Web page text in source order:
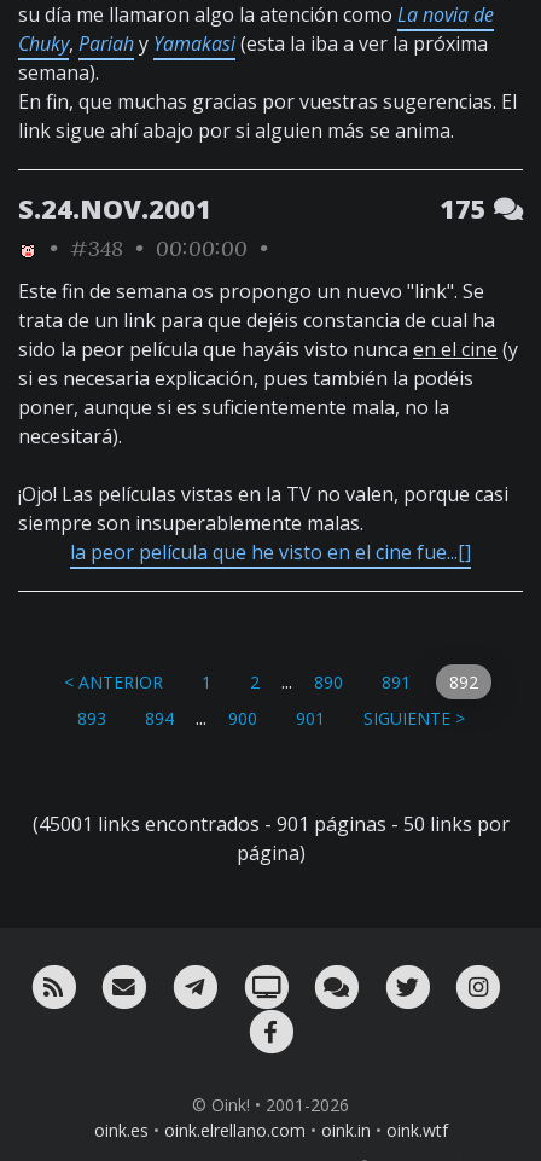
su día me llamaron algo la atención como La novia de
Chuky, Pariahy Yamakasi(esta la iba a ver la próxima
semana).
En fin, que muchas gracias por vuestras sugerencias. El
link sigue ahí abajo por si alguien más se anima.
S.24.NOV.2001 175
• #348 • 00:00:00 •
Este fin de semana os propongo un nuevo "link". Se
trata de un link para que dejéis constancia de cual ha
sido la peor película que hayáis visto nunca en el cine (y
si es necesaria explicación, pues también la podéis
poner, aunque si es suficientemente mala, no la
necesitará).
¡Ojo! Las películas vistas en la TV no valen, porque casi
siempre son insuperablemente malas.
la peor película que he visto en el cine fue...[]
< ANTERIOR 1 2 ... 890 891
892
893
894 ... 900 901 SIGUIENTE >
(45001 links encontrados - 901 páginas - 50 links por
página)
RSS ¡Mándame un email!¡Nuestro canal en Telegram!
Oink! TV Charla con nosotros
Twitter
© Oink! • 2001-2026
oink.es • oink.elrellano.com • oink.in • oink.wtf